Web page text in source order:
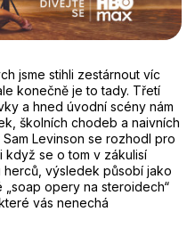
jsme stihli zestárnout víc
konečně je to tady. Třetí
a hned úvodní scény nám
školních chodeb a naivních
Levinson se rozhodl pro
se o tom v zákulisí
herců, výsledek působí jako
opery na steroidech“
vás nenechá